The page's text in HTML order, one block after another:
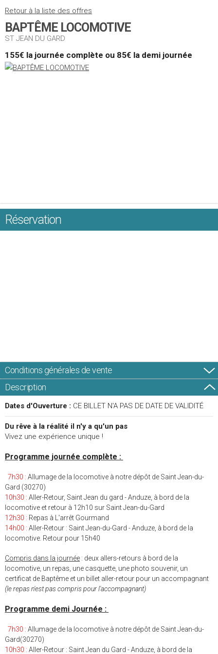
Retour à la liste des offres
BAPTÊME LOCOMOTIVE
ST JEAN DU GARD
155€ la journée complète ou 85€ la demi journée
Réservation
Conditions générales de vente
Description
Dates d'Ouverture : CE BILLET N'A PAS DE DATE DE VALIDITÉ
Du rêve à la réalité il n'y a qu'un pas
Vivez une expérience unique !
Programme journée complète :
7h30 : Allumage de la locomotive à notre dépôt de Saint Jean-du-
Gard (30270)
10h30 : Aller-Retour, Saint Jean du gard - Anduze, à bord de la
locomotive et retour à 12h10 sur Saint Jean-du-Gard
12h30 : Repas à L'arrêt Gourmand
14h00 : Aller-Retour : Saint Jean-du-Gard - Anduze, à bord de la
locomotive. Retour pour 15h40
Compris dans la journée : deux allers-retours à bord de la
locomotive, un repas, une casquette, une photo souvenir, un
certificat de Baptême et un billet aller-retour pour un accompagnant
(le repas n'est pas compris pour l'accompagnant)
Programme demi Journée :
7h30 : Allumage de la locomotive à notre dépôt de Saint Jean-du-
Gard(30270)
10h30 : Aller-Retour : Saint Jean du Gard - Anduze, à bord de la